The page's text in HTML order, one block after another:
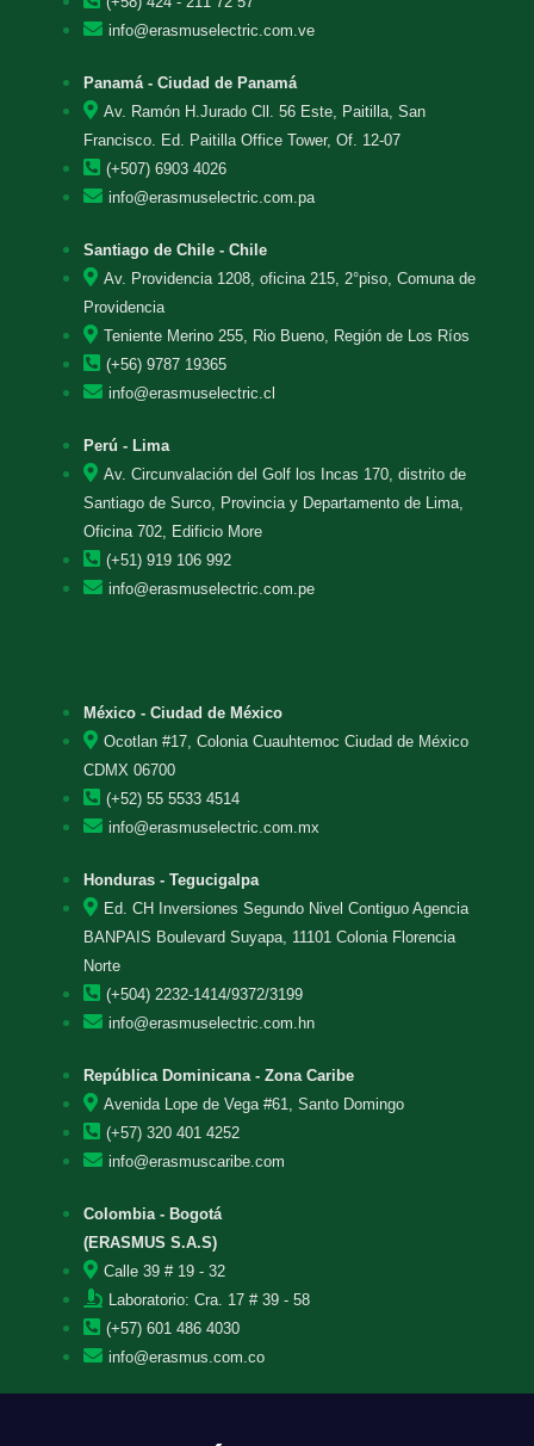
info@erasmuselectric.com.ve
Panamá - Ciudad de Panamá
Av. Ramón H.Jurado Cll. 56 Este, Paitilla, San
Francisco. Ed. Paitilla Office Tower, Of. 12-07
(+507) 6903 4026
info@erasmuselectric.com.pa
Santiago de Chile - Chile
Av. Providencia 1208, oficina 215, 2°piso, Comuna de
Providencia
Teniente Merino 255, Rio Bueno, Región de Los Ríos
(+56) 9787 19365
info@erasmuselectric.cl
Perú - Lima
Av. Circunvalación del Golf los Incas 170, distrito de
Santiago de Surco, Provincia y Departamento de Lima,
Oficina 702, Edificio More
(+51) 919 106 992
info@erasmuselectric.com.pe
México - Ciudad de México
Ocotlan #17, Colonia Cuauhtemoc Ciudad de México
CDMX 06700
(+52) 55 5533 4514
info@erasmuselectric.com.mx
Honduras - Tegucigalpa
Ed. CH Inversiones Segundo Nivel Contiguo Agencia
BANPAIS Boulevard Suyapa, 11101 Colonia Florencia
Norte
(+504) 2232-1414/9372/3199
info@erasmuselectric.com.hn
República Dominicana - Zona Caribe
Avenida Lope de Vega #61, Santo Domingo
(+57) 320 401 4252
info@erasmuscaribe.com
Colombia - Bogotá
(ERASMUS S.A.S)
Calle 39 # 19 - 32
Laboratorio: Cra. 17 # 39 - 58
(+57) 601 486 4030
info@erasmus.com.co